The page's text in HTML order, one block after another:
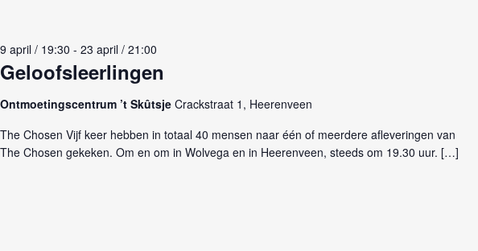
Geloofsleerlingen
9 april / 19:30 -23 april / 21:00
Ontmoetingscentrum ’t SkûtsjeCrackstraat 1, Heerenveen
The Chosen Vijf keer hebben in totaal 40 mensen naar één of meerdere afleveringen van
The Chosen gekeken. Om en om in Wolvega en in Heerenveen, steeds om 19.30 uur. […]